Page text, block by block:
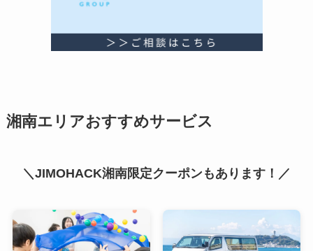
湘南エリアおすすめサービス
＼JIMOHACK湘南限定クーポンもあります！／